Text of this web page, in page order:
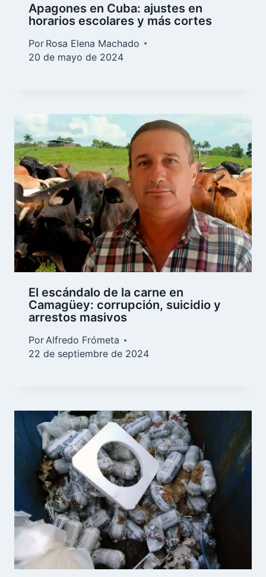
Apagones en Cuba: ajustes en
horarios escolares y más cortes
Por Rosa Elena Machado
20 de mayo de 2024
El escándalo de la carne en
Camagüey: corrupción, suicidio y
arrestos masivos
PorAlfredo Frómeta
22 de septiembre de 2024